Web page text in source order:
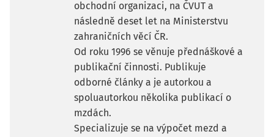
obchodní organizaci, na ČVUT a
následně deset let na Ministerstvu
zahraničních věcí ČR.
Od roku 1996 se věnuje přednáškové a
publikační činnosti. Publikuje
odborné články a je autorkou a
spoluautorkou několika publikací o
mzdách.
Specializuje se na výpočet mezd a